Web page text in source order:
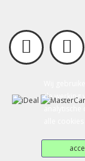
de werking